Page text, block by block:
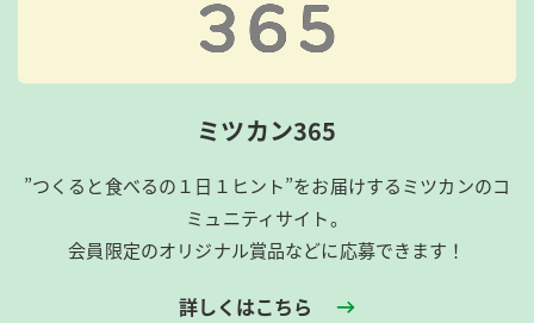
ミツカン365
”つくると食べるの１日１ヒント”をお届けするミツカンのコ
ミュニティサイト。
会員限定のオリジナル賞品などに応募できます！
詳しくはこちら